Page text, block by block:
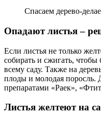
Спасаем дерево-
Опадают листья –
Если листья не только
собирать и сжигать, чтобы
всему саду. Также на
плоды и молодая поросль.
препаратами «Раек»,
Листья желтеют на